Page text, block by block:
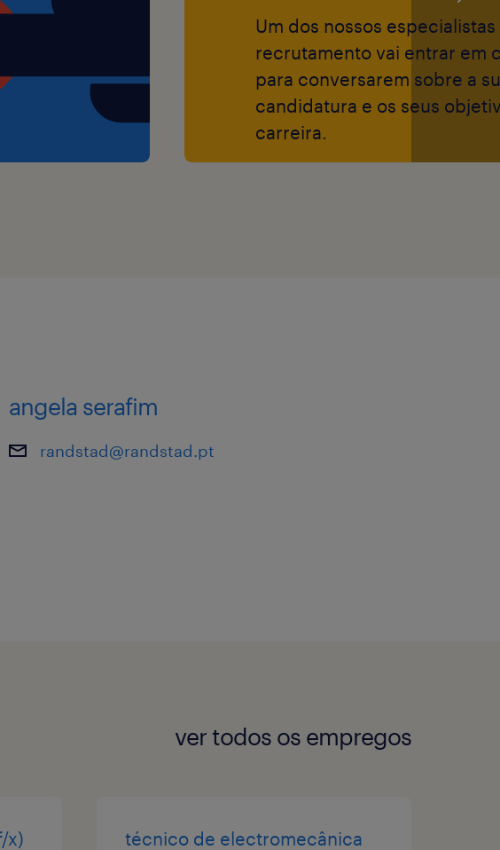
Um dos nossos
recrutamento vai entrar em
para conversarem sobre a
candidatura e os seus
carreira.
angela serafim
randstad@randstad.pt
ver todos os empregos
x)
técnico de electromecânica